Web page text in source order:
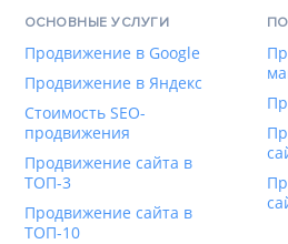
ОСНОВНЫЕ УСЛУГИ
Продвижение в Google
Продвижение в Яндекс
Стоимость SEO-
продвижения
Продвижение сайта в
ТОП-3
Продвижение сайта в
ТОП-10